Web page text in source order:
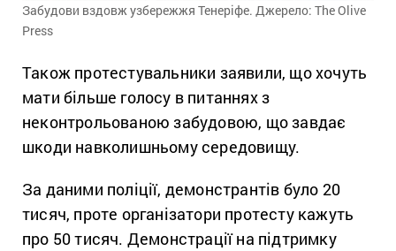
Забудови вздовж узбережжя Тенеріфе. Джерело: The Olive
Press
Також протестувальники заявили, що хочуть
мати більше голосу в питаннях з
неконтрольованою забудовою, що завдає
шкоди навколишньому середовищу.
За даними поліції, демонстрантів було 20
тисяч, проте організатори протесту кажуть
про 50 тисяч. Демонстрації на підтримку